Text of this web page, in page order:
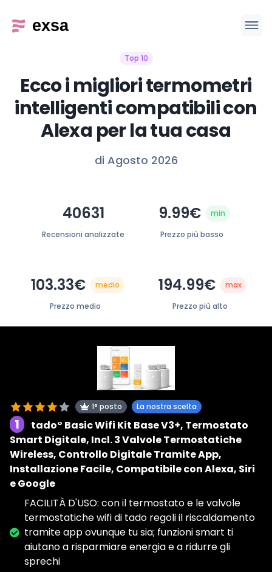
Top 10
Ecco i migliori termometri
intelligenti compatibili con
Alexa per la tua casa
di Agosto 2026
40631
Recensioni analizzate
9.99€ min
Prezzo più basso
103.33€ medio
Prezzo medio
194.99€ max
Prezzo più alto
1° posto La nostra scelta
1
tado° Basic Wifi Kit Base V3+, Termostato
Smart Digitale, Incl. 3 Valvole Termostatiche
Wireless, Controllo Digitale Tramite App,
Installazione Facile, Compatibile con Alexa, Siri
e Google
FACILITÀ D'USO: con il termostato e le valvole
termostatiche wifi di tado regoli il riscaldamento
tramite app ovunque tu sia; funzioni smart ti
aiutano a risparmiare energia e a ridurre gli
sprechi